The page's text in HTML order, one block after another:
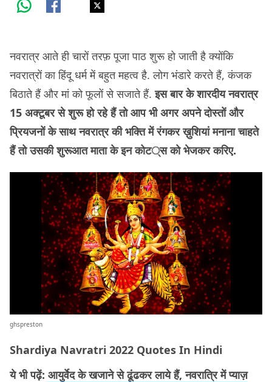
नवरात्र आते ही चारों तरफ़ पूजा पाठ शुरू हो जाती है क्योंकि
नवरात्रों का हिंदू धर्म में बहुत महत्व है. लोग भंडारे करते हैं, कंजक
बिठाते हैं और मां को फूलों से सजाते हैं. इस बार के शारदीय नवरात्र
15 अक्टूबर से शुरू हो रहे हैं तो आप भी अगर अपने दोस्तों और
प्रियजनों के साथ नवरात्र की भक्ति में रंगकर ख़ुशियां मनाना चाहते
हैं तो उसकी शुरूआत माता के इन कोट्स को भेजकर करिए.
ghspreston
Shardiya Navratri 2022 Quotes In Hindi
ये भी पढ़ें: आयुर्वेद के खजाने से ढूंढकर लाये हैं, नवरात्रि में प्याज़